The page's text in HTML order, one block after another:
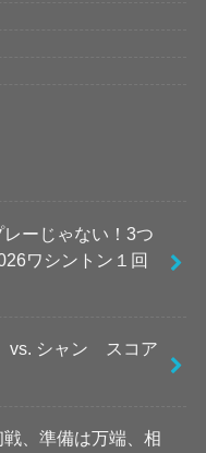
レーじゃない！3つ
ワシントン１回
vs. シャン スコア
、準備は万端、相